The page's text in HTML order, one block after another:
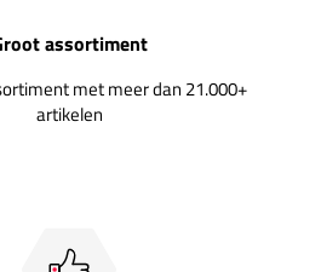
assortiment
met meer dan 21.000+
artikelen